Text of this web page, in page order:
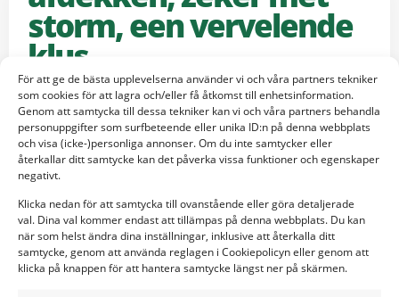
För att ge de bästa upplevelserna använder vi och våra partners tekniker
som cookies för att lagra och/eller få åtkomst till enhetsinformation.
Genom att samtycka till dessa tekniker kan vi och våra partners behandla
personuppgifter som surfbeteende eller unika ID:n på denna webbplats
och visa (icke-)personliga annonser. Om du inte samtycker eller
återkallar ditt samtycke kan det påverka vissa funktioner och egenskaper
negativt.
Klicka nedan för att samtycka till ovanstående eller göra detaljerade
val. Dina val kommer endast att tillämpas på denna webbplats. Du kan
när som helst ändra dina inställningar, inklusive att återkalla ditt
samtycke, genom att använda reglagen i Cookiepolicyn eller genom att
klicka på knappen för att hantera samtycke längst ner på skärmen.
storm, een vervelende
klus
Een nat voorjaar en een extreem droge zomer hebben ervoor
gezorgd dat gras- en maisoogst niet naar wens is gegaan.
Velen moeten dit jaar al veel eerder de maisoogst
binnenhalen, om over het afdekken nog niet te spreken. Voor
velen is de mais afdekken een vervelende klus. Het gaat vaak
gepaard met stress en najaarsweer, zoals harde wind.
Als de mais met kuilplastic afgedekt moet worden,
ontstaat er bij windkracht 3 al een probleem. Probeert u
maar eens het plastic op dezelfde plek te houden,